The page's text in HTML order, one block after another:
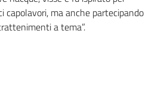
capolavori, ma anche partecipando
a tema”.